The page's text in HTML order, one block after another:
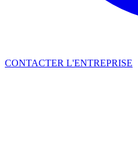
CONTACTER L'ENTREPRISE